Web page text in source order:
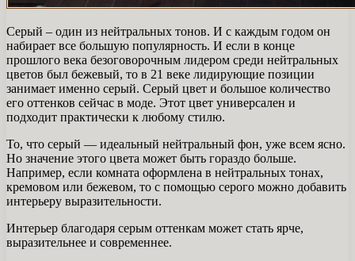
Серый – один из нейтральных тонов. И с каждым годом он
набирает все большую популярность. И если в конце
прошлого века безоговорочным лидером среди нейтральных
цветов был бежевый, то в 21 веке лидирующие позиции
занимает именно серый. Серый цвет и большое количество
его оттенков сейчас в моде. Этот цвет универсален и
подходит практически к любому стилю.
То, что серый — идеальный нейтральный фон, уже всем ясно.
Но значение этого цвета может быть гораздо больше.
Например, если комната оформлена в нейтральных тонах,
кремовом или бежевом, то с помощью серого можно добавить
интерьеру выразительности.
Интерьер благодаря серым оттенкам может стать ярче,
выразительнее и современнее.